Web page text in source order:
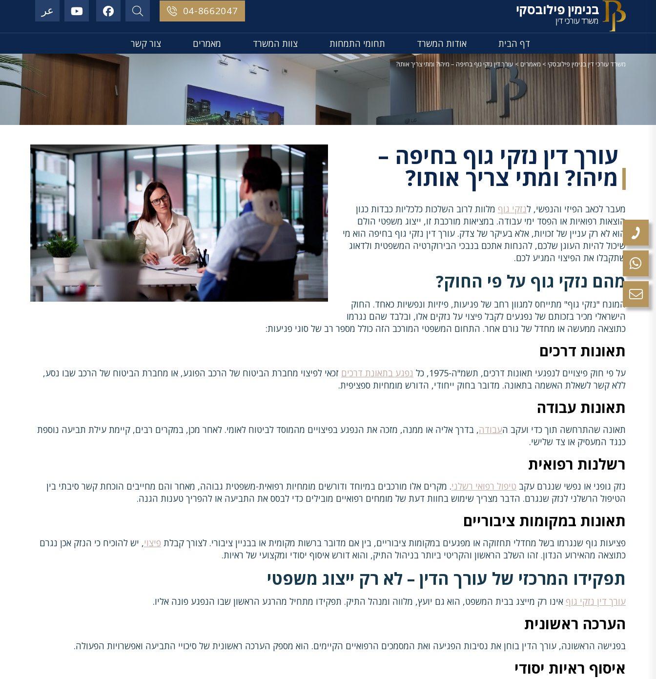
04-8662047 عر
דף הבית אודות המשרד תחומי התמחות צוות המשרד מאמרים צור קשר
משרד עורכי דין בנימין פילובסקי > מאמרים >עורך דין נזקי גוף בחיפה – מיהו? ומתי צריך אותו?
עורך דין נזקי גוף בחיפה –
מיהו? ומתי צריך אותו?
מעבר לכאב הפיזי והנפשי, לנזקי גוף מלוות לרוב השלכות כלכליות כבדות כגון
הוצאות רפואיות או הפסד ימי עבודה. במציאות מורכבת זו, ייצוג משפטי הולם
הוא לא רק עניין של זכויות, אלא בעיקר של צדק. עורך דין נזקי גוף בחיפה הוא מי
שיכול להיות העוגן שלכם, להנחות אתכם בנבכי הבירוקרטיה המשפטית ולדאוג
שתקבלו את הפיצוי המגיע לכם.
מהם נזקי גוף על פי החוק?
המונח "נזקי גוף" מתייחס למגוון רחב של פגיעות, פיזיות ונפשיות כאחד. החוק
הישראלי מכיר בזכותם של נפגעים לקבל פיצוי על נזקים אלו, ובלבד שהם נגרמו
כתוצאה ממעשה או מחדל של גורם אחר. התחום המשפטי המורכב הזה כולל מספר רב של סוגי פגיעות:
תאונות דרכים
על פי חוק פיצויים לנפגעי תאונות דרכים, תשמ"ה-1975, כל נפגע בתאונת דרכים זכאי לפיצוי מחברת הביטוח של הרכב הפוגע, או מחברת הביטוח של הרכב שבו נסע,
ללא קשר לשאלת האשמה בתאונה. מדובר בחוק ייחודי, הדורש מומחיות ספציפית.
תאונות עבודה
תאונה שהתרחשה תוך כדי ועקב העבודה, בדרך אליה או ממנה, מזכה את הנפגע בפיצויים מהמוסד לביטוח לאומי. לאחר מכן, במקרים רבים, קיימת עילת תביעה נוספת
כנגד המעסיק או צד שלישי.
רשלנות רפואית
נזק גופני או נפשי שנגרם עקב טיפול רפואי רשלני. מקרים אלו מורכבים במיוחד ודורשים מומחיות רפואית-משפטית גבוהה, מאחר והם מחייבים הוכחת קשר סיבתי בין
הטיפול הרשלני לנזק שנגרם. הדבר מצריך שימוש בחוות דעת של מומחים רפואיים מובילים כדי לבסס את התביעה או להפריך טענות הגנה.
תאונות במקומות ציבוריים
פציעות גוף שנגרמו בשל מחדלי תחזוקה או מפגעים במקומות ציבוריים, בין אם מדובר ברשות מקומית או בבניין ציבורי. לצורך קבלת פיצוי, יש להוכיח כי הנזק אכן נגרם
כתוצאה מהאירוע הנדון. זהו השלב הראשון והקריטי ביותר בניהול התיק, והוא דורש איסוף יסודי ומקצועי של ראיות.
תפקידו המרכזי של עורך הדין – לא רק ייצוג משפטי
עורך דין נזקי גוף אינו רק מייצג בבית המשפט, הוא גם יועץ, מלווה ומנהל התיק. תפקידו מתחיל מהרגע הראשון שבו הנפגע פונה אליו.
הערכה ראשונית
בפגישה הראשונה, עורך הדין בוחן את נסיבות הפגיעה ואת המסמכים הרפואיים הקיימים. הוא מספק הערכה ראשונית של סיכויי התביעה ואפשרויות הפעולה.
איסוף ראיות יסודי